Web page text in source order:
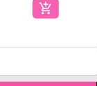
add_shopping_cart